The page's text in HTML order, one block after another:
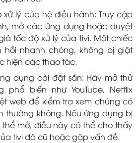
xử lý của hệ điều hành: Truy cập
mở các ứng dụng hoặc duyệt
tốc độ xử lý của tivi. Một chiếc
hồi nhanh chóng, không bị giật
hiện các thao tác.
dụng cài đặt sẵn: Hãy mở thử
biến như YouTube, Netflix
web để kiểm tra xem chúng có
thường không. Nếu ứng dụng bị
mở, điều này có thể cho thấy
tivi đã cũ hoặc gặp vấn đề.